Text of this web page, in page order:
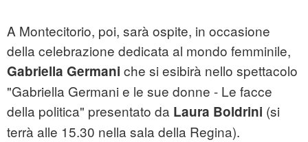
A Montecitorio, poi, sarà ospite, in occasione
della celebrazione dedicata al mondo femminile,
Gabriella Germani che si esibirà nello spettacolo
"Gabriella Germani e le sue donne - Le facce
della politica" presentato da Laura Boldrini (si
terrà alle 15.30 nella sala della Regina).